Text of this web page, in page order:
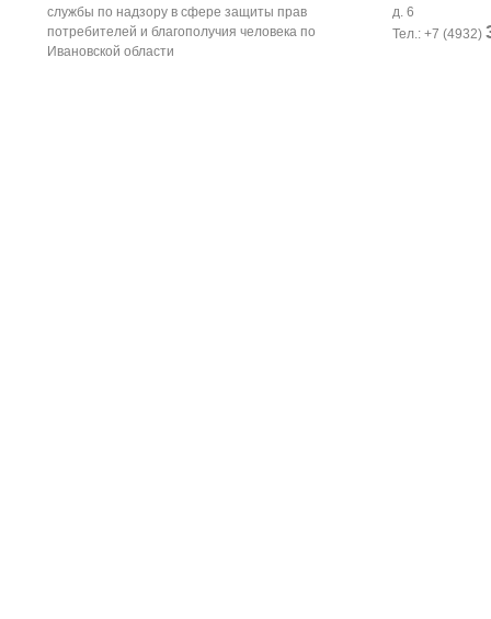
службы по надзору в сфере защиты прав
потребителей и благополучия человека по
Ивановской области
д. 6
Тел.: +7 (4932)